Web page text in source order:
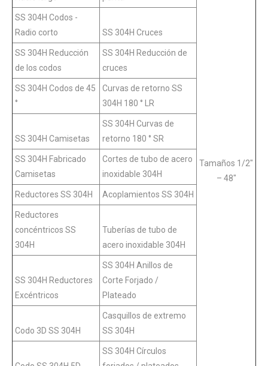
Tamaños 1/2″
– 48″
SS 304H Codos -
Radio corto
SS 304H Cruces
SS 304H Reducción
de los codos
SS 304H Reducción de
cruces
SS 304H Codos de 45
°
Curvas de retorno SS
304H 180 ° LR
SS 304H Camisetas
SS 304H Curvas de
retorno 180 ° SR
SS 304H Fabricado
Camisetas
Cortes de tubo de acero
inoxidable 304H
Reductores SS 304H Acoplamientos SS 304H
Reductores
concéntricos SS
304H
Tuberías de tubo de
acero inoxidable 304H
SS 304H Reductores
Excéntricos
SS 304H Anillos de
Corte Forjado /
Plateado
Codo 3D SS 304H
Casquillos de extremo
SS 304H
SS 304H Círculos